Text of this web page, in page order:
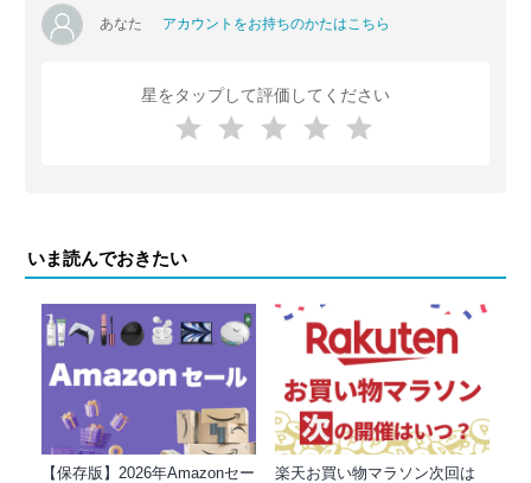
あなた アカウントをお持ちのかたはこちら
星をタップして評価してください
いま読んでおきたい
【保存版】2026年Amazonセー
楽天お買い物マラソン次回は